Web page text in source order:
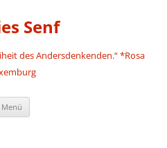
Senf
des Andersdenkenden.“ *Rosa
Menü